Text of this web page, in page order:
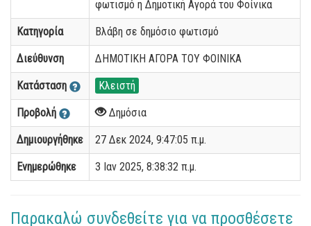
φωτισμό η Δημοτική Αγορά του Φοίνικα
Κατηγορία Βλάβη σε δημόσιο φωτισμό
Διεύθυνση ΔΗΜΟΤΙΚΗ ΑΓΟΡΑ ΤΟΥ ΦΟΙΝΙΚΑ
Κατάσταση Κλειστή
Προβολή Δημόσια
Δημιουργήθηκε 27 Δεκ 2024, 9:47:05 π.μ.
Ενημερώθηκε 3 Ιαν 2025, 8:38:32 π.μ.
Παρακαλώ συνδεθείτε για να προσθέσετε